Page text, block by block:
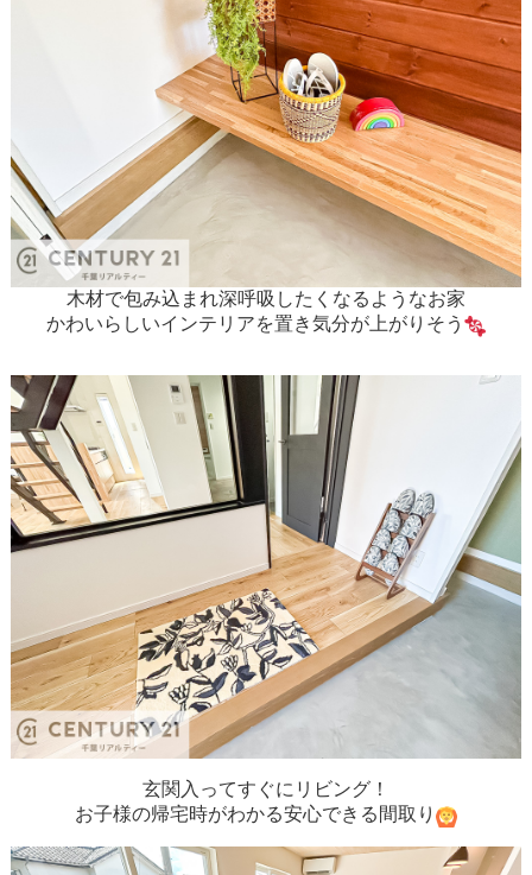
木材で包み込まれ深呼吸したくなるようなお家
かわいらしいインテリアを置き気分が上がりそう
玄関入ってすぐにリビング！
お子様の帰宅時がわかる安心できる間取り